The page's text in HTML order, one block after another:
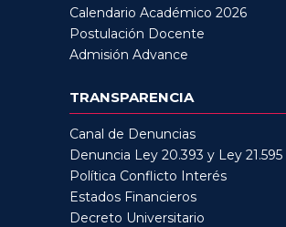
Calendario Académico 2026
Postulación Docente
Admisión Advance
TRANSPARENCIA
Canal de Denuncias
Denuncia Ley 20.393 y Ley 21.595
Política Conflicto Interés
Estados Financieros
Decreto Universitario